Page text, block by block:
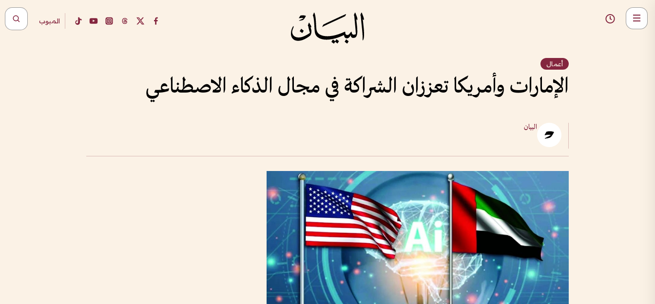
المبوب
أعمال
الإمارات وأمريكا تعززان الشراكة في مجال الذكاء الاصطناعي
البيان